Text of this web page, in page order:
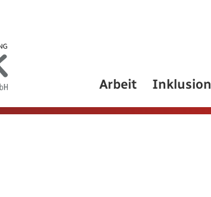
Arbeit Inklusion